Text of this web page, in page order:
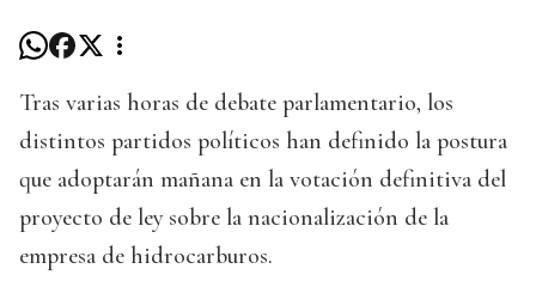
Tras varias horas de debate parlamentario, los
distintos partidos políticos han definido la postura
que adoptarán mañana en la votación definitiva del
proyecto de ley sobre la nacionalización de la
empresa de hidrocarburos.